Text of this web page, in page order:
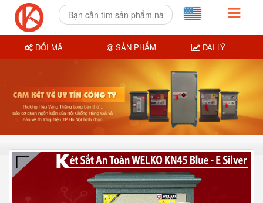
ĐỔI MÃ SẢN PHẨM ĐẠI LÝ